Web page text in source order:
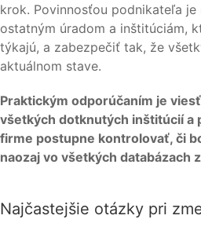
krok. Povinnosťou podnikateľa je
ostatným úradom a inštitúciám,
týkajú, a zabezpečiť tak, že
aktuálnom stave.
Praktickým odporúčaním je
všetkých dotknutých inštitúcií a
firme postupne kontrolovať, či
naozaj vo všetkých databázach
Najčastejšie otázky pri